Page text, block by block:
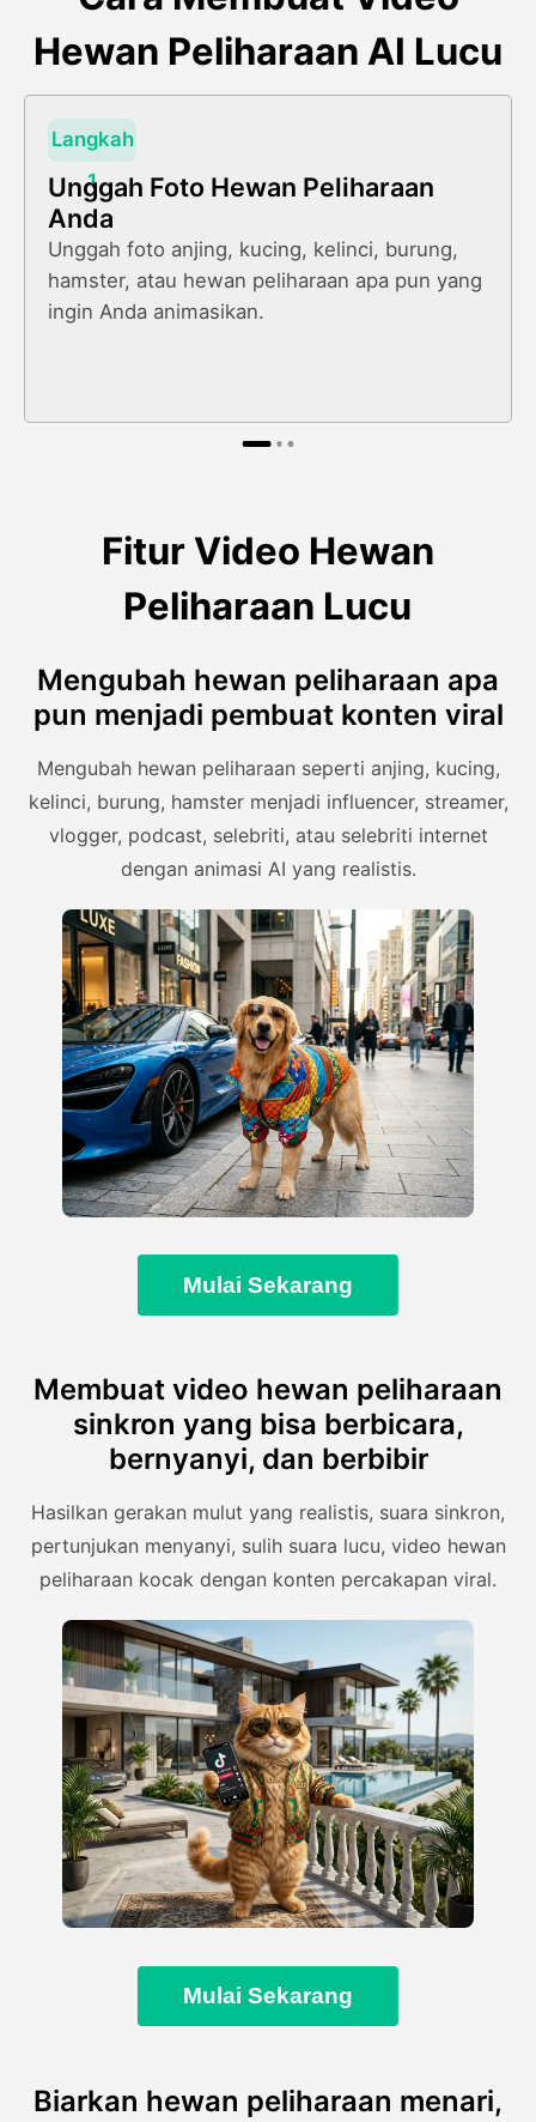
Hewan Peliharaan AI Lucu
Langkah
1
Unggah Foto Hewan Peliharaan
Anda
Unggah foto anjing, kucing, kelinci, burung,
hamster, atau hewan peliharaan apa pun yang
ingin Anda animasikan.
Fitur Video Hewan
Peliharaan Lucu
Mengubah hewan peliharaan apa
pun menjadi pembuat konten viral
Mengubah hewan peliharaan seperti anjing, kucing,
kelinci, burung, hamster menjadi influencer, streamer,
vlogger, podcast, selebriti, atau selebriti internet
dengan animasi AI yang realistis.
Mulai Sekarang
Membuat video hewan peliharaan
sinkron yang bisa berbicara,
bernyanyi, dan berbibir
Hasilkan gerakan mulut yang realistis, suara sinkron,
pertunjukan menyanyi, sulih suara lucu, video hewan
peliharaan kocak dengan konten percakapan viral.
Mulai Sekarang
Biarkan hewan peliharaan menari,